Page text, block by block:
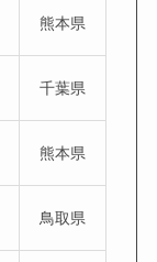
熊本県
千葉県
熊本県
鳥取県